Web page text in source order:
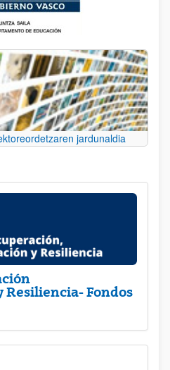
jardunaldia
Fondos